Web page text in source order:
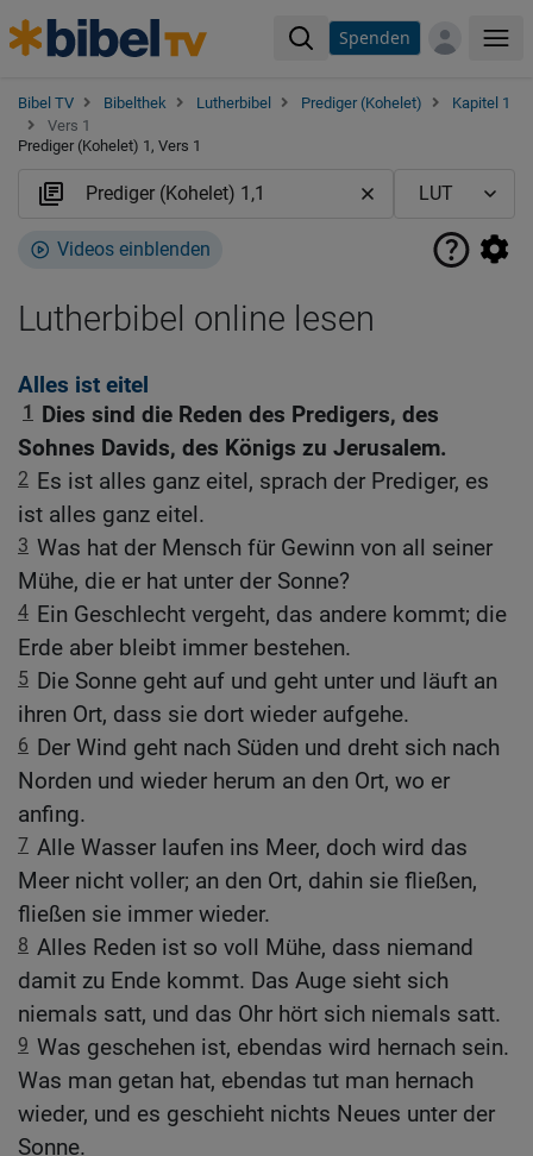
Spenden
Bibel TV Bibelthek Lutherbibel Prediger (Kohelet)
Kapitel 1
Vers 1
Prediger (Kohelet) 1, Vers 1
Videos einblenden
Lutherbibel online lesen
Alles ist eitel
1
Dies sind die Reden des Predigers, des
Sohnes Davids, des Königs zu Jerusalem.
2 Es ist alles ganz eitel, sprach der Prediger, es
ist alles ganz eitel.
3 Was hat der Mensch für Gewinn von all seiner
Mühe, die er hat unter der Sonne?
4 Ein Geschlecht vergeht, das andere kommt; die
Erde aber bleibt immer bestehen.
5 Die Sonne geht auf und geht unter und läuft an
ihren Ort, dass sie dort wieder aufgehe.
6 Der Wind geht nach Süden und dreht sich nach
Norden und wieder herum an den Ort, wo er
anfing.
7 Alle Wasser laufen ins Meer, doch wird das
Meer nicht voller; an den Ort, dahin sie fließen,
fließen sie immer wieder.
8 Alles Reden ist so voll Mühe, dass niemand
damit zu Ende kommt. Das Auge sieht sich
niemals satt, und das Ohr hört sich niemals satt.
9 Was geschehen ist, ebendas wird hernach sein.
Was man getan hat, ebendas tut man hernach
wieder, und es geschieht nichts Neues unter der
Sonne.